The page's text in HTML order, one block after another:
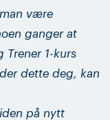
være
ganger at
Trener 1-kurs
dette deg, kan
på nytt